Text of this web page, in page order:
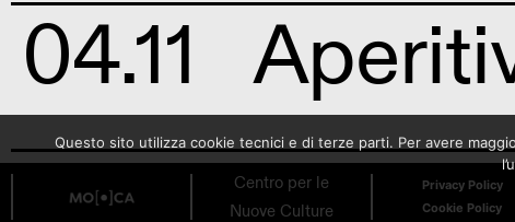
04.11
Centro per le
Nuove Culture
Privacy Policy
Cookie Policy
Questo sito utilizza cookie tecnici e di terze parti. Per avere